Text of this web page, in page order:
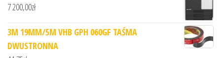
7 200,00zł
3M 19MM/5M VHB GPH 060GF TAŚMA
DWUSTRONNA